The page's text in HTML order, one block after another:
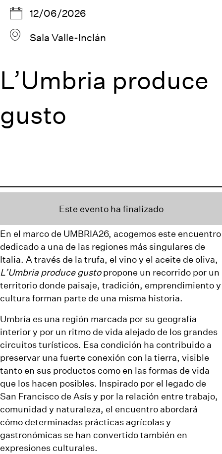
12/06/2026
Sala Valle-Inclán
L’Umbria produce
gusto
En el marco de UMBRIA26, acogemos este encuentro
dedicado a una de las regiones más singulares de
Italia. A través de la trufa, el vino y el aceite de oliva,
L’Umbria produce gustopropone un recorrido por un
territorio donde paisaje, tradición, emprendimiento y
cultura forman parte de una misma historia.
Umbría es una región marcada por su geografía
interior y por un ritmo de vida alejado de los grandes
circuitos turísticos. Esa condición ha contribuido a
preservar una fuerte conexión con la tierra, visible
tanto en sus productos como en las formas de vida
que los hacen posibles. Inspirado por el legado de
San Francisco de Asís y por la relación entre trabajo,
comunidad y naturaleza, el encuentro abordará
cómo determinadas prácticas agrícolas y
gastronómicas se han convertido también en
expresiones culturales.
Este evento ha finalizado